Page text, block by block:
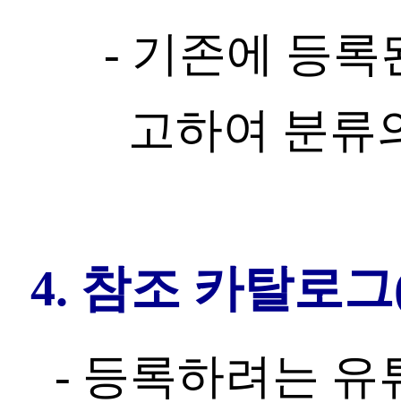
- 기존에 등록
고하여 분류
4. 참조 카탈로
- 등록하려는 유